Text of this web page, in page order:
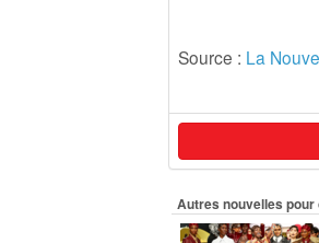
Source : La
Autres nouvelles